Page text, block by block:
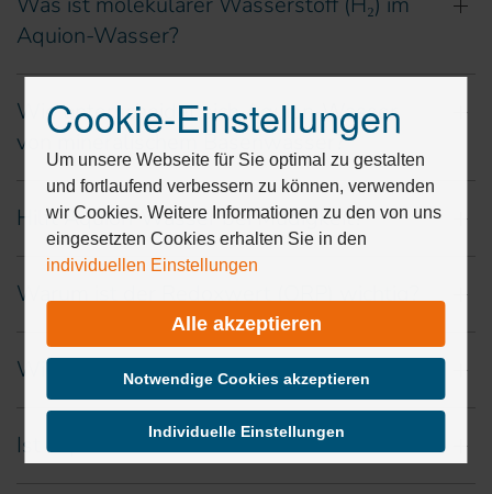
Aquion-Wasser?
Wie unterscheidet sich Aquion-Wasser
von mineralischem Basenwasser?
Hilft Aquion-Wasser bei Müdigkeit?
Warum ist der Redoxwert (ORP) wichtig?
Wie lange bleibt H₂ im Wasser aktiv?
Ist Aquion-Wasser sicher?
Drücken
Sie
Tab,
um
durch
die
Optionen
navigieren.
lehnt
Cookies
Cookie-Einstellungen
Um unsere Webseite für Sie optimal zu gestalten
und fortlaufend verbessern zu können, verwenden
wir Cookies. Weitere Informationen zu den von uns
eingesetzten Cookies erhalten Sie in den
individuellen Einstellungen
Alle akzeptieren
Notwendige Cookies akzeptieren
Individuelle Einstellungen